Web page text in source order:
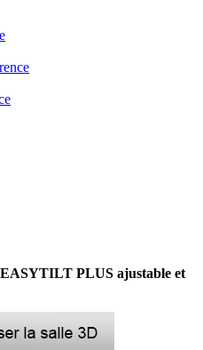
PLUS ajustable et